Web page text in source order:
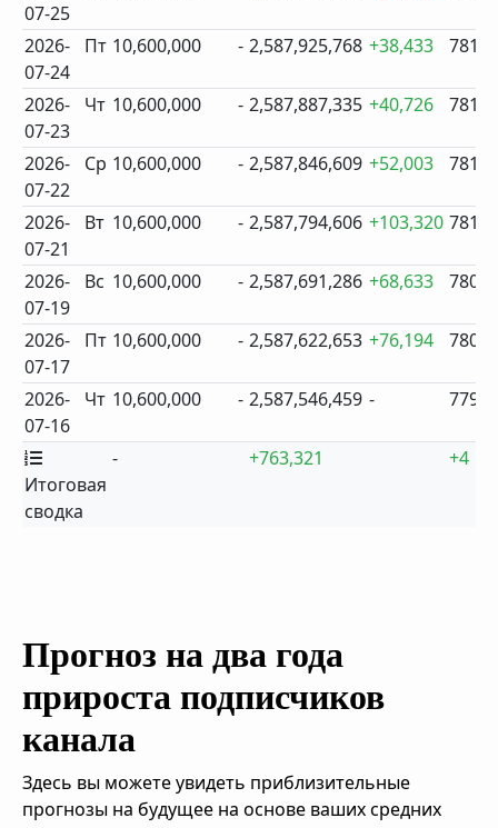
07-25
2026-
07-24
Пт 10,600,000 - 2,587,925,768 +38,433 781
2026-
07-23
Чт 10,600,000 - 2,587,887,335 +40,726 781
2026-
07-22
Ср 10,600,000 - 2,587,846,609 +52,003 781
2026-
07-21
Вт 10,600,000 - 2,587,794,606 +103,320 781
2026-
07-19
Вс 10,600,000 - 2,587,691,286 +68,633 780
2026-
07-17
Пт 10,600,000 - 2,587,622,653 +76,194 780
2026-
07-16
Чт 10,600,000 - 2,587,546,459 - 779
Итоговая
сводка
- +763,321 +4
Прогноз на два года
прироста подписчиков
канала
Здесь вы можете увидеть приблизительные
прогнозы на будущее на основе ваших средних